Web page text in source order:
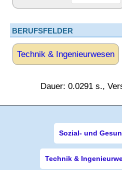
BERUFSFELDER
Technik & Ingenieurwesen
Dauer: 0.0291 s.,
Sozial- und
Technik &